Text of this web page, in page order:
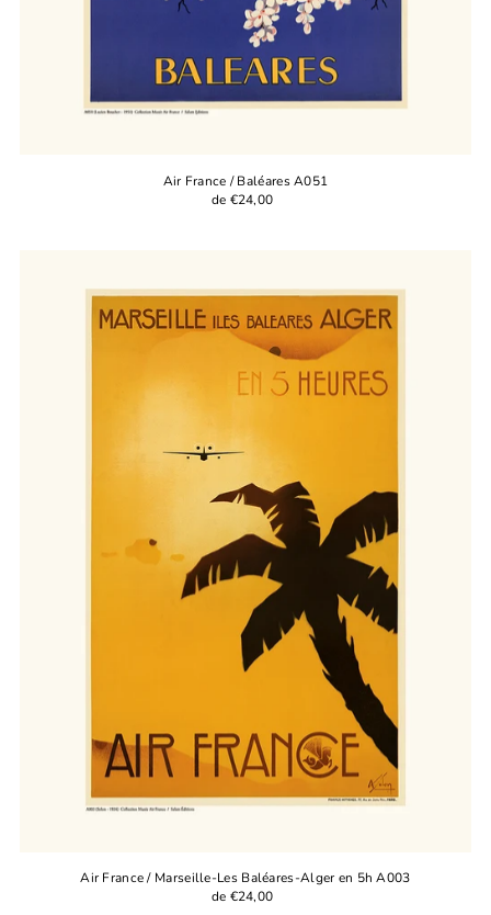
Air France / Baléares A051
de €24,00
Air France / Marseille-Les Baléares-Alger en 5h A003
de €24,00